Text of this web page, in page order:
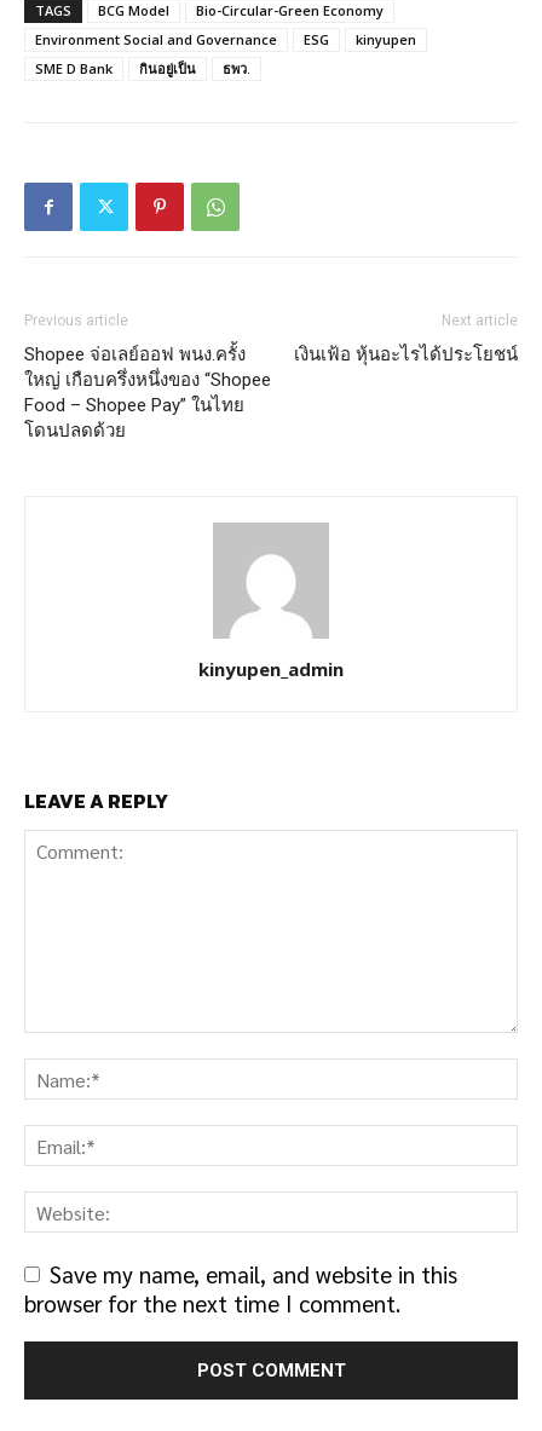
TAGS BCG Model
Bio-Circular-Green Economy
Environment Social and Governance
ESG
kinyupen
SME D Bank
กินอยู่เป็น ธพว.
Previous article
Shopee จ่อเลย์ออฟ พนง.ครั้ง
ใหญ่ เกือบครึ่งหนึ่งของ “Shopee
Food – Shopee Pay” ในไทย
โดนปลดด้วย
Next article
เงินเฟ้อ หุ้นอะไรได้ประโยชน์
kinyupen_admin
LEAVE A REPLY
Save my name, email, and website in this
browser for the next time I comment.